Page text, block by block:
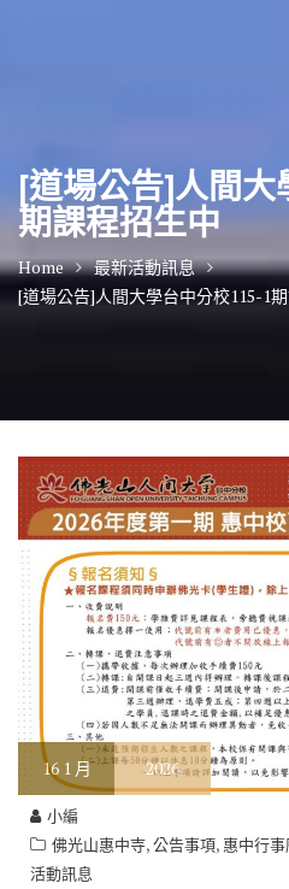
[道場公告]人間
期課程招生中
Home
最新活動訊息
[道場公告]人間大學台中分校115-1
16 1 月 2026
小編
佛光山惠中寺,公告事項, 惠中行
活動訊息